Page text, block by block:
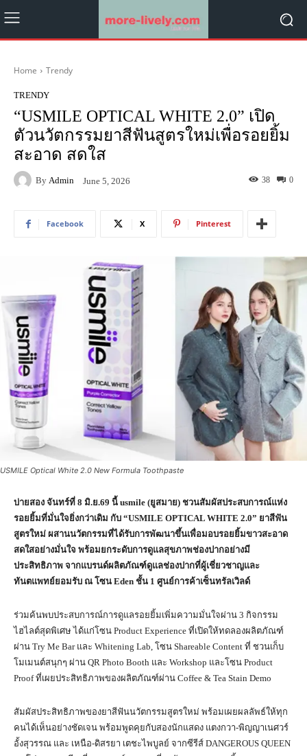
Home Trendy
TRENDY
“USMILE OPTICAL WHITE 2.0” เปิด
ตัวนวัตกรรมยาสีฟันสูตรใหม่เพื่อรอยยิ้ม
สะอาด สดใส
By Admin June 5, 2026 0
38
Facebook X Pinterest
USMILE Optical White 2.0 New Formula Toothpaste
บ่ายสอง จันทร์ที่ 8 มิ.ย.69 นี้ usmile (ยูสมาย) ชวนสัมผัสประสบการณ์แห่ง
รอยยิ้มที่มั่นใจยิ่งกว่าเดิม กับ “USMILE OPTICAL WHITE 2.0” ยาสีฟัน
สูตรใหม่ ผสานนวัตกรรมที่ได้รับการพัฒนาขึ้นเพื่อมอบรอยยิ้มขาวสะอาด
สดใสอย่างมั่นใจ พร้อมยกระดับการดูแลสุขภาพช่องปากอย่างมี
ประสิทธิภาพ จากแบรนด์ผลิตภัณฑ์ดูแลช่องปากที่ผู้เชี่ยวชาญและ
ทันตแพทย์ยอมรับ ณ โซน Eden ชั้น 1 ศูนย์การค้าเซ็นทรัลเวิลด์
ร่วมค้นพบประสบการณ์การดูแลรอยยิ้มเพิ่มความมั่นใจผ่าน 3 กิจกรรม
ไฮไลต์สุดพิเศษ ได้แก่โซน Product Experience ที่เปิดให้ทดลองผลิตภัณฑ์
ผ่าน Try Me Bar และ Whitening Lab, โซน Shareable Content ที่ ชวนเก็บ
โมเมนต์สนุกๆ ผ่าน QR Photo Booth และ Workshop และโซน Product
Proof ที่เผยประสิทธิภาพของผลิตภัณฑ์ผ่าน Coffee & Tea Stain Demo
สัมผัสประสิทธิภาพของยาสีฟันนวัตกรรมสูตรใหม่ พร้อมเผยผลลัพธ์ให้ทุก
คนได้เห็นอย่างชัดเจน พร้อมพูดคุยกับสองนักแสดง แตงกวา-พิญญาเนศวร์
อั้งสุวรรณ และ เหนือ-ดิสรยา เตชะไพบูลย์ จากซีรีส์ DANGEROUS QUEEN